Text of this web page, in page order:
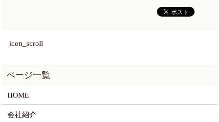
icon_scroll
HOME
会社紹介